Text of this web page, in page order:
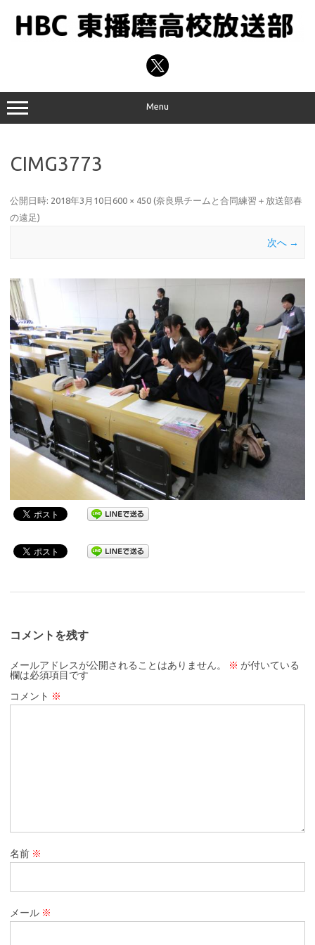
プ
Menu
CIMG3773
公開日時: 2018年3月10日 600 × 450 (奈良県チームと合同練習＋放送部春
の遠足)
次へ →
コメントを残す
メールアドレスが公開されることはありません。 ※ が付いている
欄は必須項目です
コメント ※
名前 ※
メール ※